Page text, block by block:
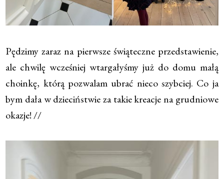
Pędzimy zaraz na pierwsze świąteczne przedstawienie,
ale chwilę wcześniej wtargałyśmy już do domu małą
choinkę, którą pozwalam ubrać nieco szybciej. Co ja
bym dała w dzieciństwie za takie kreacje na grudniowe
okazje! //